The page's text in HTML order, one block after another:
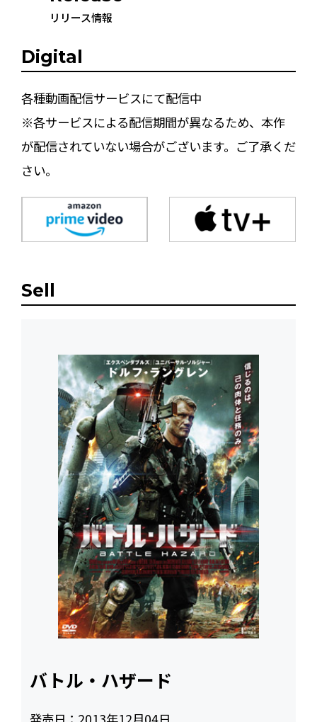
リリース情報
Digital
各種動画配信サービスにて配信中
※各サービスによる配信期間が異なるため、本作
が配信されていない場合がございます。ご了承くだ
さい。
Sell
バトル・ハザード